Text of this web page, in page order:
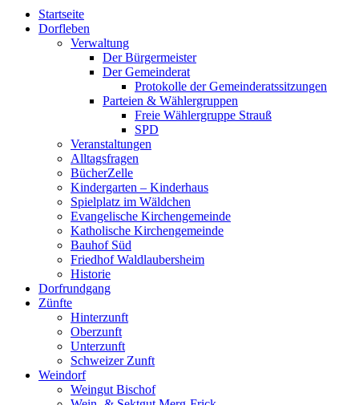
oben
scrollen
Startseite
Dorfleben
Verwaltung
Der Bürgermeister
Der Gemeinderat
Protokolle der Gemeinderatssitzungen
Parteien & Wählergruppen
Freie Wählergruppe Strauß
SPD
Veranstaltungen
Alltagsfragen
BücherZelle
Kindergarten – Kinderhaus
Spielplatz im Wäldchen
Evangelische Kirchengemeinde
Katholische Kirchengemeinde
Bauhof Süd
Friedhof Waldlaubersheim
Historie
Dorfrundgang
Zünfte
Hinterzunft
Oberzunft
Unterzunft
Schweizer Zunft
Weindorf
Weingut Bischof